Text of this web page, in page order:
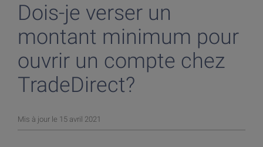
Actualités des marchés
Avantages et Tarifs
Produits et Services
Produits et Services
Dois-je verser un
montant minimum pour
ouvrir un compte chez
TradeDirect?
Mis à jour le 15 avril 2021